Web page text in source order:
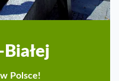
Polsce!